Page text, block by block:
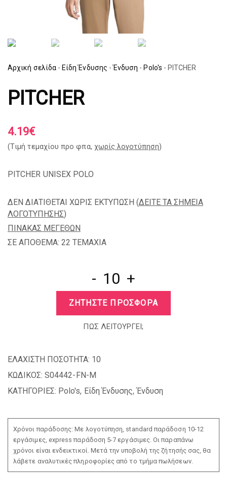
Αρχική σελίδα - Είδη Ένδυσης - Ένδυση - Polo's - PITCHER
PITCHER
4.19€
(Tιμή τεμαχίου προ φπα, χωρίς λογοτύπηση)
PITCHER UNISEX POLO
ΔΕΝ ΔΙΑΤΙΘΕΤΑΙ ΧΩΡΙΣ ΕΚΤΥΠΩΣΗ (ΔΕΙΤΕ ΤΑ ΣΗΜΕΙΑ
ΛΟΓΟΤΥΠΗΣΗΣ)
ΠΙΝΑΚΑΣ ΜΕΓΕΘΩΝ
ΣΕ ΑΠΟΘΕΜΑ: 22 TEMAXIA
- +
ΖΗΤΗΣΤΕ ΠΡΟΣΦΟΡΑ
ΠΩΣ ΛΕΙΤΟΥΡΓΕΙ;
ΕΛΑΧΙΣΤΗ ΠΟΣΟΤΗΤΑ: 10
ΚΩΔΙΚΟΣ: S04442-FN-M
ΚΑΤΗΓΟΡΙΕΣ: Polo's, Είδη Ένδυσης,Ένδυση
Χρόνοι παράδοσης: Με λογοτύπηση, standard παράδοση 10-12
εργάσιμες, express παράδοση 5-7 εργάσιμες. Οι παραπάνω
χρόνοι είναι ενδεικτικοί. Μετά την υποβολή της ζήτησής σας, θα
λάβετε αναλυτικές πληροφορίες από το τμήμα πωλήσεων.